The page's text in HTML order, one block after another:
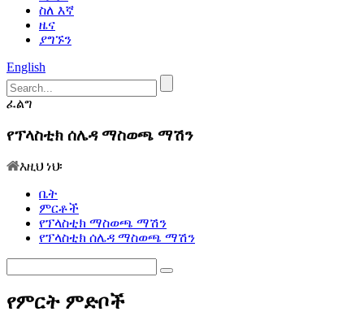
ስለ እኛ
ዜና
ያግኙን
English
ፈልግ
የፕላስቲክ ሰሌዳ ማስወጫ ማሽን
እዚህ ነህ፡
ቤት
ምርቶች
የፕላስቲክ ማስወጫ ማሽን
የፕላስቲክ ሰሌዳ ማስወጫ ማሽን
የምርት ምድቦች